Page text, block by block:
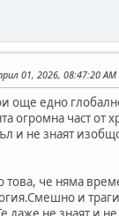
01, 2026, 08:47:20
още едно
огромна част от
и не знаят
това, че няма
и